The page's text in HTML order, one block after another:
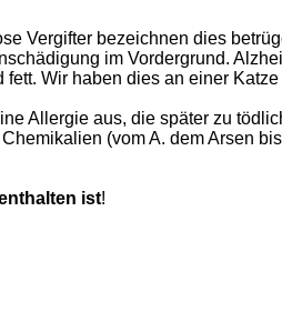
Vergifter bezeichnen dies
im Vordergrund.
Wir haben dies an einer
Allergie aus, die später zu
(vom A. dem Arsen
ist!